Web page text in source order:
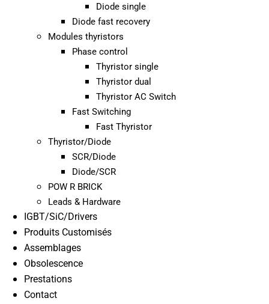
Diode single
Diode fast recovery
Modules thyristors
Phase control
Thyristor single
Thyristor dual
Thyristor AC Switch
Fast Switching
Fast Thyristor
Thyristor/Diode
SCR/Diode
Diode/SCR
POW R BRICK
Leads & Hardware
IGBT/SiC/Drivers
Produits Customisés
Assemblages
Obsolescence
Prestations
Contact